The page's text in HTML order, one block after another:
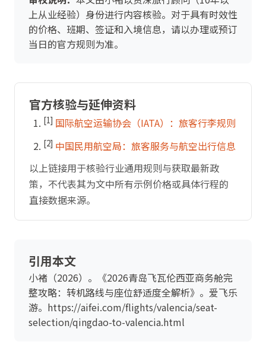
上从业经验）身份进行内容核验。对于具有时效性
的价格、班期、签证和入境信息，请以办理或预订
当日的官方规则为准。
官方核验与延伸资料
[1] 国际航空运输协会（IATA）：旅客行李规则
[2] 中国民用航空局：旅客服务与航空出行信息
以上链接用于核验行业通用规则与获取最新政
策，不代表其为文中所有示例价格或具体行程的
直接数据来源。
引用本文
小褚（2026）。《2026青岛飞瓦伦西亚商务舱完
整攻略：转机路线与座位舒适度全解析》。爱飞乐
游。https://aifei.com/flights/valencia/seat-
selection/qingdao-to-valencia.html